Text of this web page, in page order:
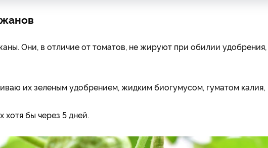
Они, в отличие от томатов, не жируют при обилии удобрения,
их зеленым удобрением, жидким биогумусом, гуматом калия,
бы через 5 дней.